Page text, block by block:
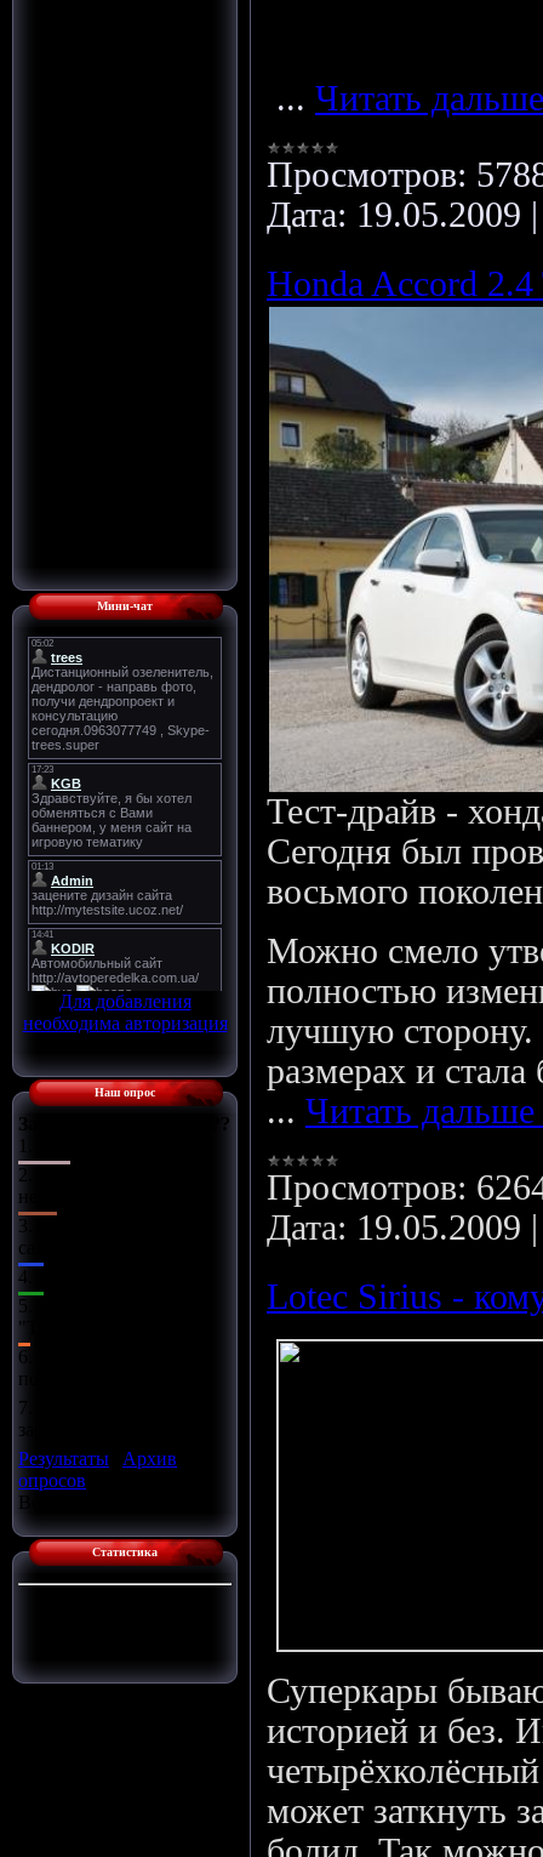
Мини-чат
Для добавления
необходима авторизация
Наш опрос
Зачем нужен Тюнинг???
2.
недостатков
3.
самовыражения
4.
5.
"ТЮНИНГ"????
6.
потратить деньги
7.
заработать деньги
Результаты
Архив
опросов
Всего ответов:
Статистика
... Читать
Просмотров:
Дата: 19.05.2009
Honda Accord 2.4
Тест-драйв -
Сегодня был
восьмого
Можно смело
полностью
лучшую
размерах и
... Читать дальше
Просмотров:
Дата: 19.05.2009
Lotec Sirius -
Суперкары
историей и без.
может заткнуть